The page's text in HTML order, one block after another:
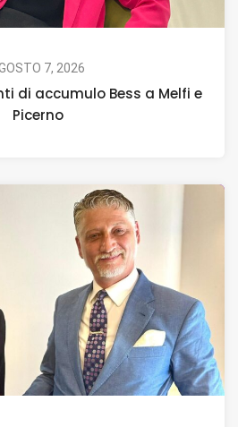
7, 2026
di accumulo Bess a Melfi e
Picerno